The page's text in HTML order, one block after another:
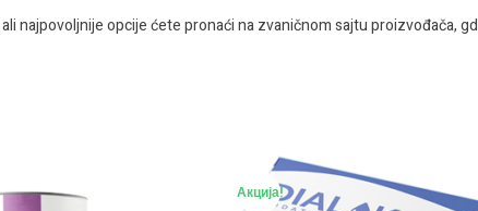
najpovoljnije opcije ćete pronaći na zvaničnom sajtu proizvođača,
Акција!